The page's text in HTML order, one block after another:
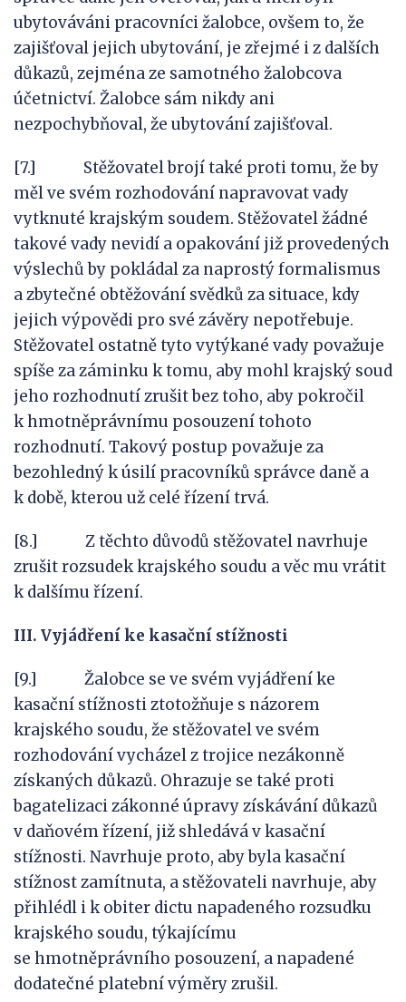
ubytováváni pracovníci žalobce, ovšem to, že
zajišťoval jejich ubytování, je zřejmé i z dalších
důkazů, zejména ze samotného žalobcova
účetnictví. Žalobce sám nikdy ani
nezpochybňoval, že ubytování zajišťoval.
[7.] Stěžovatel brojí také proti tomu, že by
měl ve svém rozhodování napravovat vady
vytknuté krajským soudem. Stěžovatel žádné
takové vady nevidí a opakování již provedených
výslechů by pokládal za naprostý formalismus
a zbytečné obtěžování svědků za situace, kdy
jejich výpovědi pro své závěry nepotřebuje.
Stěžovatel ostatně tyto vytýkané vady považuje
spíše za záminku k tomu, aby mohl krajský soud
jeho rozhodnutí zrušit bez toho, aby pokročil
k hmotněprávnímu posouzení tohoto
rozhodnutí. Takový postup považuje za
bezohledný k úsilí pracovníků správce daně a
k době, kterou už celé řízení trvá.
[8.] Z těchto důvodů stěžovatel navrhuje
zrušit rozsudek krajského soudu a věc mu vrátit
k dalšímu řízení.
III. Vyjádření ke kasační stížnosti
[9.] Žalobce se ve svém vyjádření ke
kasační stížnosti ztotožňuje s názorem
krajského soudu, že stěžovatel ve svém
rozhodování vycházel z trojice nezákonně
získaných důkazů. Ohrazuje se také proti
bagatelizaci zákonné úpravy získávání důkazů
v daňovém řízení, již shledává v kasační
stížnosti. Navrhuje proto, aby byla kasační
stížnost zamítnuta, a stěžovateli navrhuje, aby
přihlédl i k obiter dictu napadeného rozsudku
krajského soudu, týkajícímu
se hmotněprávního posouzení, a napadené
dodatečné platební výměry zrušil.